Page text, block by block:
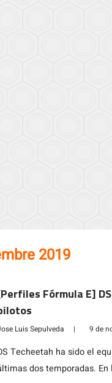
2019
Fórmula E]
Luis Sepulveda | 9 de
Techeetah ha sido el
dos temporadas.